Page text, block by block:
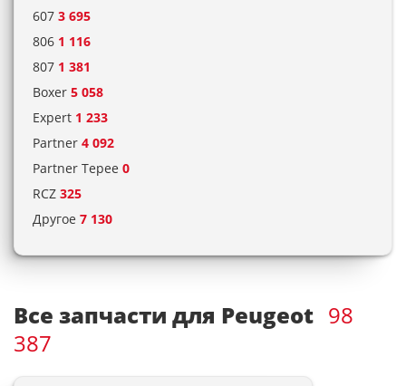
607 3 695
806 1 116
807 1 381
Boxer 5 058
Expert 1 233
Partner 4 092
Partner Tepee 0
RCZ 325
Другое 7 130
Все запчасти для Peugeot 98
387